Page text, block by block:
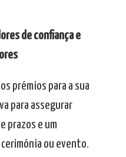
de confiança e
prémios para a sua
para assegurar
prazos e um
ou evento.